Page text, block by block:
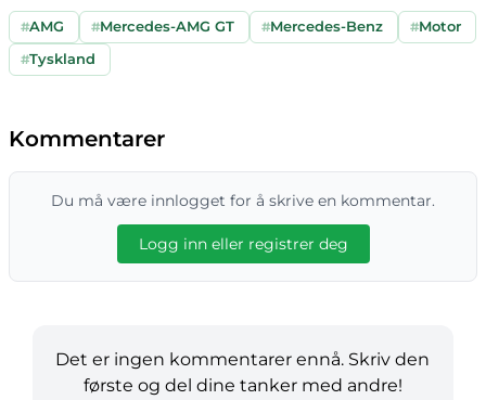
#AMG #Mercedes-AMG GT #Mercedes-Benz #Motor
#Tyskland
Kommentarer
Du må være innlogget for å skrive en kommentar.
Logg inn eller registrer deg
Det er ingen kommentarer ennå. Skriv den
første og del dine tanker med andre!